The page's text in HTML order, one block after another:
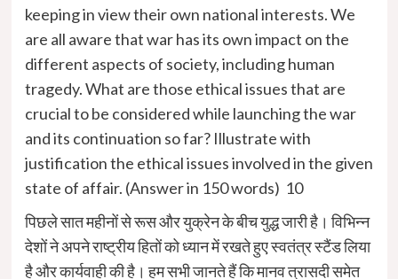
keeping in view their own national interests. We
are all aware that war has its own impact on the
different aspects of society, including human
tragedy. What are those ethical issues that are
crucial to be considered while launching the war
and its continuation so far? Illustrate with
justification the ethical issues involved in the given
state of affair. (Answer in 150 words) 10
पिछले सात महीनों से रूस और युक्रेन के बीच युद्ध जारी है। विभिन्न
देशों ने अपने राष्ट्रीय हितों को ध्यान में रखते हुए स्वतंत्र स्टैंड लिया
है और कार्यवाही की है। हम सभी जानते हैं कि मानव त्रासदी समेत